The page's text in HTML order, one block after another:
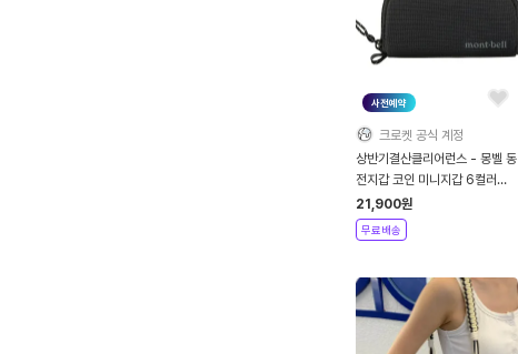
사전예약
크로켓 공식 계정
상반기결산클리어런스 - 몽벨 동
전지갑 코인 미니지갑 6컬러
1133373
21,900원
무료배송